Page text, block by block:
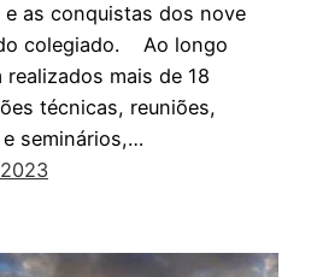
e as conquistas dos nove
colegiado. Ao longo
mais de 18
técnicas, reuniões,
seminários,…